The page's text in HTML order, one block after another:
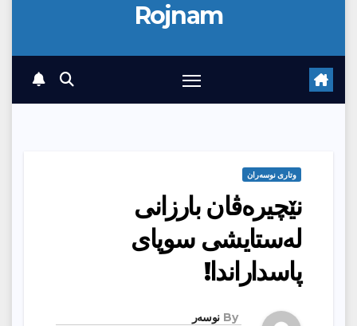
Rojnam
وتارى نوسەران
نێچیرەڤان بارزانی
لەستایشی سوپای
پاسداراندا!
By نوسەر